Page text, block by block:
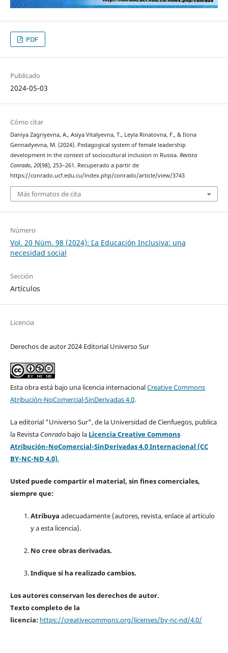
PDF
Publicado
2024-05-03
Cómo citar
Daniya Zagriyevna, A., Asiya Vitalyevna, T., Leyla Rinatovna, F., & Ilona
Gennadyevna, M. (2024). Pedagogical system of female leadership
development in the context of sociocultural inclusion in Russia. Revista
Conrado, 20(98), 253–261. Recuperado a partir de
https://conrado.ucf.edu.cu/index.php/conrado/article/view/3743
Más formatos de cita
Número
Vol. 20 Núm. 98 (2024): ¨¨La Educación Inclusiva: una
necesidad social
Sección
Artículos
Licencia
Derechos de autor 2024 Editorial Universo Sur
Esta obra está bajo una licencia internacionalCreative Commons
Atribución-NoComercial-SinDerivadas 4.0.
La editorial "Universo Sur", de la Universidad de Cienfuegos, publica
la Revista Conradobajo la Licencia Creative Commons
Atribución-NoComercial-SinDerivadas 4.0 Internacional (CC
BY-NC-ND 4.0).
Usted puede compartir el material, sin fines comerciales,
siempre que:
Atribuya adecuadamente (autores, revista, enlace al artículo
y a esta licencia).
No cree obras derivadas.
Indique si ha realizado cambios.
Los autores conservan los derechos de autor.
Texto completo de la
licencia: https://creativecommons.org/licenses/by-nc-nd/4.0/